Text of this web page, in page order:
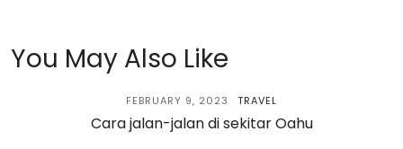
You May Also Like
FEBRUARY 9, 2023 TRAVEL
Cara jalan-jalan di sekitar Oahu